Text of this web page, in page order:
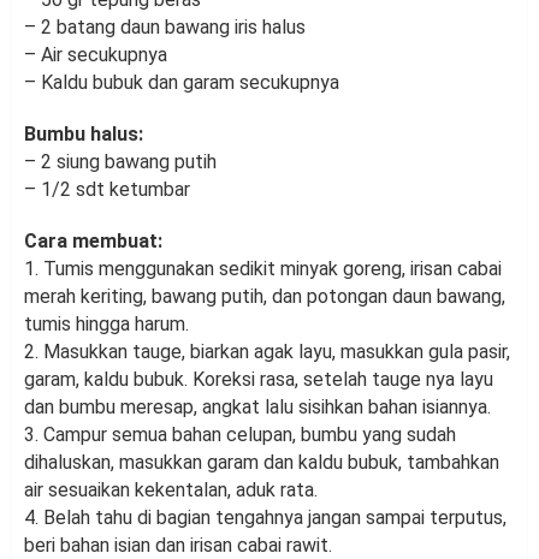
– 2 batang daun bawang iris halus
– Air secukupnya
– Kaldu bubuk dan garam secukupnya
Bumbu halus:
– 2 siung bawang putih
– 1/2 sdt ketumbar
Cara membuat:
1. Tumis menggunakan sedikit minyak goreng, irisan cabai
merah keriting, bawang putih, dan potongan daun bawang,
tumis hingga harum.
2. Masukkan tauge, biarkan agak layu, masukkan gula pasir,
garam, kaldu bubuk. Koreksi rasa, setelah tauge nya layu
dan bumbu meresap, angkat lalu sisihkan bahan isiannya.
3. Campur semua bahan celupan, bumbu yang sudah
dihaluskan, masukkan garam dan kaldu bubuk, tambahkan
air sesuaikan kekentalan, aduk rata.
4. Belah tahu di bagian tengahnya jangan sampai terputus,
beri bahan isian dan irisan cabai rawit.